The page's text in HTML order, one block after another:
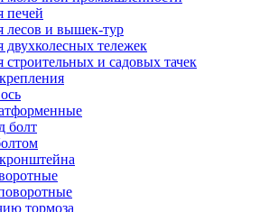
печей
лесов и вышек-тур
двухколесных тележек
строительных и садовых тачек
болт
тормоза